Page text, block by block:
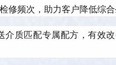
频次，助力客户降低综合
质匹配专属配方，有效